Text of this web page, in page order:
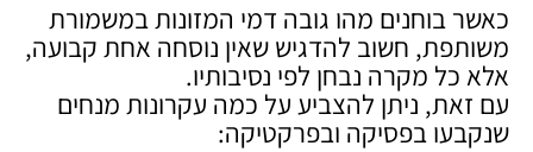
כאשר בוחנים מהו גובה דמי המזונות במשמורת
משותפת, חשוב להדגיש שאין נוסחה אחת קבועה,
אלא כל מקרה נבחן לפי נסיבותיו.
עם זאת, ניתן להצביע על כמה עקרונות מנחים
שנקבעו בפסיקה ובפרקטיקה: